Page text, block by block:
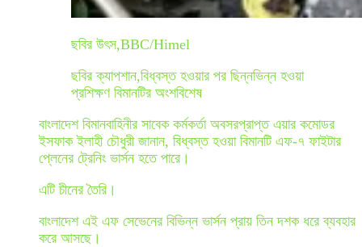
ছবির উৎস,BBC/Himel
ছবির ক্যাপশান,বিধ্বস্ত হওয়ার পর ছিন্নভিন্ন হওয়া
প্রশিক্ষণ বিমানটির অংশবিশেষ
বাংলাদেশ বিমানবাহিনীর সাবেক কর্মকর্তা অবসরপ্রাপ্ত এয়ার কমোডর
ইসফাক ইলাহী চৌধুরী জানান, বিধ্বস্ত হওয়া বিমানটি এফ-৭ ফাইটার
প্লেনের ট্রেনিং ভার্সন হতে পারে।
এটি চীনের তৈরি।
বাংলাদেশ এই এফ সেভেনের বিভিন্ন ভার্সন প্রায় তিন দশক ধরে ব্যবহার
করে আসছে।